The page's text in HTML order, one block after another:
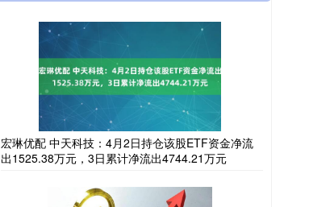
宏琳优配 中天科技：4月2日持仓该股ETF资金净流
出1525.38万元，3日累计净流出4744.21万元